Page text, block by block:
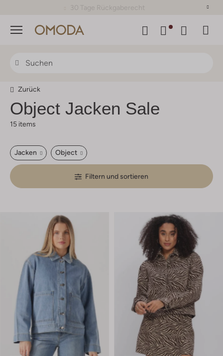
30 Tage Rückgaberecht
Menü
Zurück
Object Jacken Sale
15 items
Jacken Object
Filtern und sortieren